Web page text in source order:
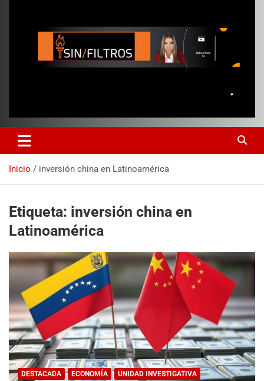
Inicio inversión china en Latinoamérica
Etiqueta: inversión china en
Latinoamérica
DESTACADA ECONOMÍA
UNIDAD INVESTIGATIVA